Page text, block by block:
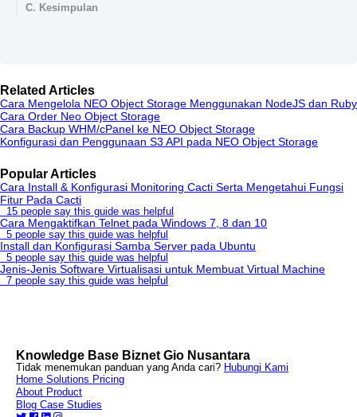
C. Kesimpulan
Related Articles
Cara Mengelola NEO Object Storage Menggunakan NodeJS dan Ruby
Cara Order Neo Object Storage
Cara Backup WHM/cPanel ke NEO Object Storage
Konfigurasi dan Penggunaan S3 API pada NEO Object Storage
Popular Articles
Cara Install & Konfigurasi Monitoring Cacti Serta Mengetahui Fungsi
Fitur Pada Cacti
15 people say this guide was helpful
Cara Mengaktifkan Telnet pada Windows 7, 8 dan 10
5 people say this guide was helpful
Install dan Konfigurasi Samba Server pada Ubuntu
5 people say this guide was helpful
Jenis-Jenis Software Virtualisasi untuk Membuat Virtual Machine
7 people say this guide was helpful
Knowledge Base Biznet Gio Nusantara
Tidak menemukan panduan yang Anda cari? Hubungi Kami
Home Solutions Pricing
About Product
Blog Case Studies